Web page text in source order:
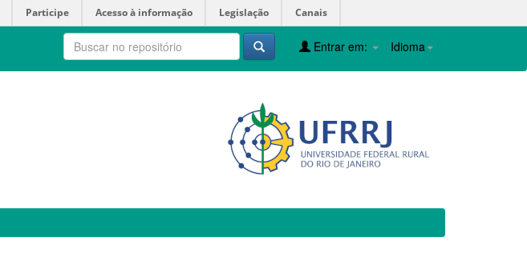
Participe Acesso à informação Legislação Canais
Idioma
Entrar em: